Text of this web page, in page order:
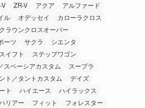
V ZR-V アクア
アルファード
ル
オデッセイ
カローラクロス
クラウンクロスオーバー
ーツ
サクラ
シエンタ
スイフト
ステップワゴン
スペーシアカスタム
スープラ
ト／タントカスタム
デイズ
ト ハイエース
ハイラックス
リアー フィット
フォレスター